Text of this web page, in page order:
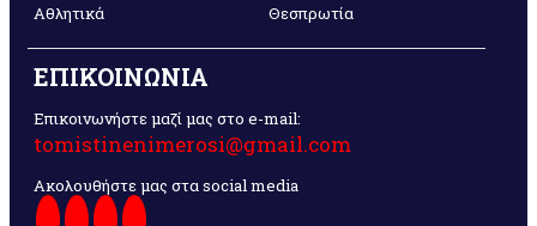
Αθλητικά
Θεσπρωτία
ΕΠΙΚΟΙΝΩΝΙΑ
Επικοινωνήστε μαζί μας στο e-mail:
tomistinenimerosi@gmail.com
Ακολουθήστε μας στα social media